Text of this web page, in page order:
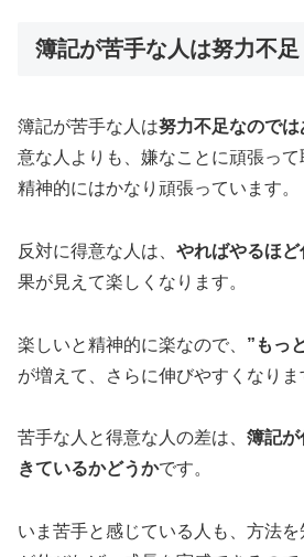
簿記が苦手な人は努力不足
簿記が苦手な人は努力不足なのでは
意な人よりも、嫌なことに頑張って
精神的にはかなり頑張っています。
反対に得意な人は、 やればやるほど
果が見えて楽しくなります。
楽しいと精神的に楽なので、 ”もっ
が増えて、さらに伸びやすくなりま
苦手な人と得意な人の差は、 簿記が
きているかどうかです。
いま苦手と感じている人も、方法